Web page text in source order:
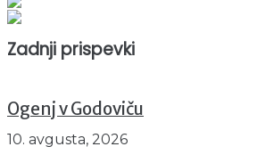
Zadnji prispevki
Ogenj v Godoviču
10. avgusta, 2026